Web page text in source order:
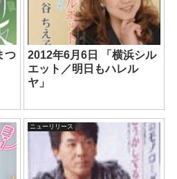
つ
2012年6月6日 「横浜シル
エット／明日もハレル
ヤ」
ニューリリース